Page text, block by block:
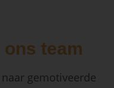
team
gemotiveerde